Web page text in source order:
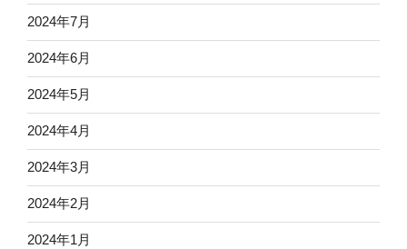
2024年7月
2024年6月
2024年5月
2024年4月
2024年3月
2024年2月
2024年1月